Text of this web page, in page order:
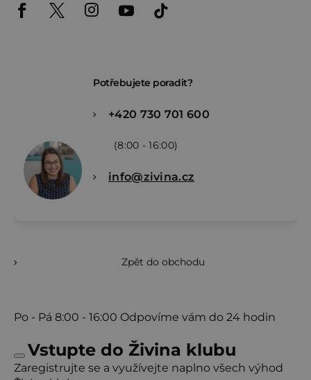
Potřebujete poradit?
+420 730 701 600
(8:00 - 16:00)
info@zivina.cz
Zpět do obchodu
Po - Pá 8:00 - 16:00 Odpovíme vám do 24 hodin
Vstupte do Živina klubu
Zaregistrujte se a využívejte naplno všech výhod